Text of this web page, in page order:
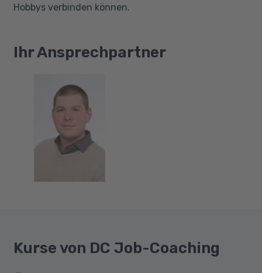
Hobbys verbinden können.
Ihr Ansprechpartner
Kurse von DC Job-Coaching